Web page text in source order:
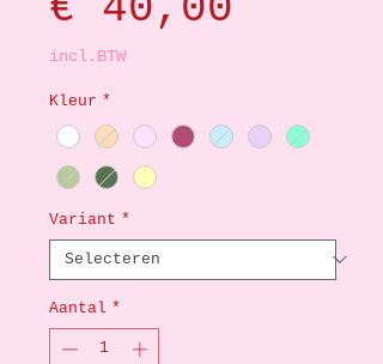
incl.BTW
Kleur *
Variant *
Aantal *